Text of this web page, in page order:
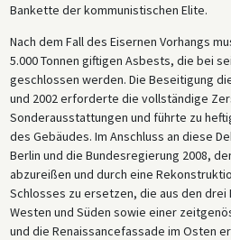
Bankette der kommunistischen Elite.
Nach dem Fall des Eisernen Vorhangs
5.000 Tonnen giftigen Asbests, die bei
geschlossen werden. Die Beseitigung
und 2002 erforderte die vollständige
Sonderausstattungen und führte zu
des Gebäudes. Im Anschluss an diese
Berlin und die Bundesregierung 2008,
abzureißen und durch eine
Schlosses zu ersetzen, die aus den drei
Westen und Süden sowie einer
und die Renaissancefassade im Osten